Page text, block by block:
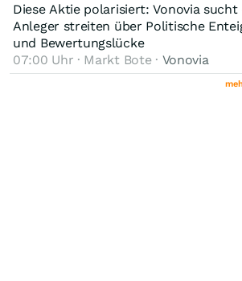
Diese Aktie polarisiert: Vonovia
Anleger streiten über Politische
und Bewertungslücke
07:00 Uhr · Markt Bote · Vonovia